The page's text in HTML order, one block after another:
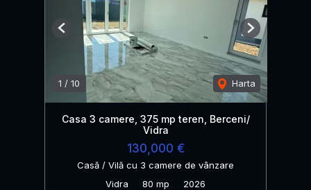
1 / 10 Harta
Previous Next
Casa 3 camere, 375 mp teren, Berceni/
Vidra
130,000 €
Casă / Vilă cu 3 camere de vânzare
Vidra
80 mp 2026